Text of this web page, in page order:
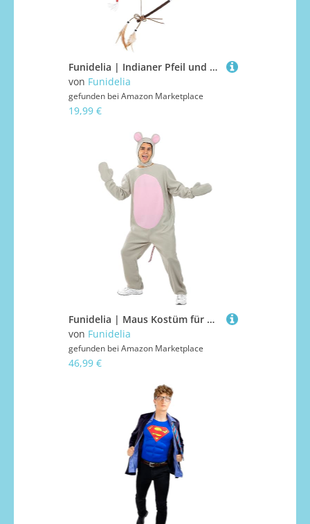
Funidelia | Indianer Pfeil und Bogen für Herren und Damen Indianer, Cowboys, Western - Zubehör für Erwachsene, Zubehör für Kostüm - Braun
von Funidelia
gefunden bei Amazon Marketplace
19,99 €
Funidelia | Maus Kostüm für Herren und Damen Tiere - Kostüm für Erwachsene & Verkleidung für Partys, Karneval & Halloween - Größe L - XL - Grau/Silber
von Funidelia
gefunden bei Amazon Marketplace
46,99 €